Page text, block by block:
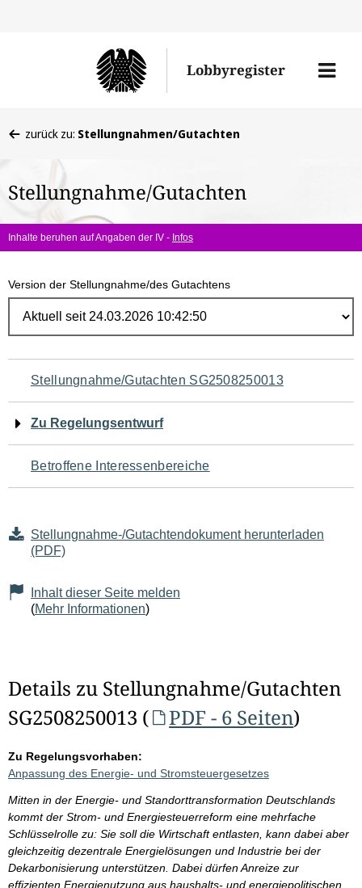
Lobbyregister
Menü
befinden
hier:
zurück zu: Stellungnahmen/Gutachten
Stellungnahme/Gutachten
Inhalte beruhen auf Angaben der IV - Infos
Version der Stellungnahme/des Gutachtens
Navigation
für
den
Seiteninhalt
Stellungnahme/Gutachten SG2508250013
Zu Regelungsentwurf
Betroffene Interessenbereiche
Stellungnahme-/Gutachtendokument herunterladen
(PDF)
Inhalt dieser Seite melden
(Mehr Informationen)
Details zu Stellungnahme/Gutachten
SG2508250013 (
PDF - 6 Seiten)
Zu Regelungsvorhaben:
Anpassung des Energie- und Stromsteuergesetzes
Mitten in der Energie- und Standorttransformation Deutschlands
kommt der Strom- und Energiesteuerreform eine mehrfache
Schlüsselrolle zu: Sie soll die Wirtschaft entlasten, kann dabei aber
gleichzeitig dezentrale Energielösungen und Industrie bei der
Dekarbonisierung unterstützen. Dabei dürfen Anreize zur
effizienten Energienutzung aus haushalts- und energiepolitischen